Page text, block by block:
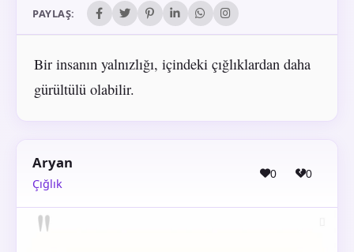
PAYLAŞ:
Bir insanın yalnızlığı, içindeki çığlıklardan daha
gürültülü olabilir.
Aryan
Çığlık
0 0